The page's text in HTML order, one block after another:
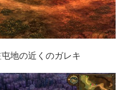
地の近くのガレキ